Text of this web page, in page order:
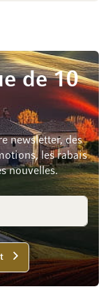
de 10
newsletter, des
les rabais
nouvelles.